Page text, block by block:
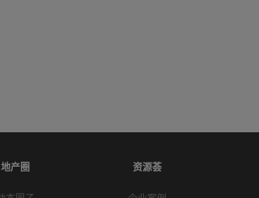
地产圈 资源荟